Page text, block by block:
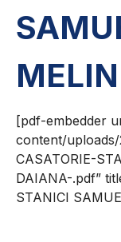
[pdf-embedder
content/
CASATORIE-
DAIANA-.pdf”
STANICI